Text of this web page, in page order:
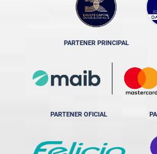
PARTENER PRINCIPAL
PARTENER OFICIAL